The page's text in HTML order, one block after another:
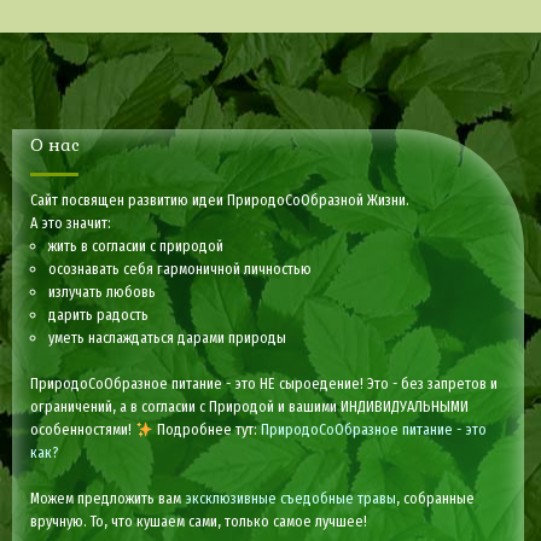
О нас
Сайт посвящен развитию идеи ПриродоСоОбразной Жизни.
А это значит:
жить в согласии с природой
осознавать себя гармоничной личностью
излучать любовь
дарить радость
уметь наслаждаться дарами природы
ПриродоСоОбразное питание - это НЕ сыроедение! Это - без запретов и
ограничений, а в согласии с Природой и вашими ИНДИВИДУАЛЬНЫМИ
особенностями!
Подробнее тут:ПриродоСоОбразное питание - это
как?
Можем предложить вамэксклюзивные съедобные травы, собранные
вручную. То, что кушаем сами, только самое лучшее!